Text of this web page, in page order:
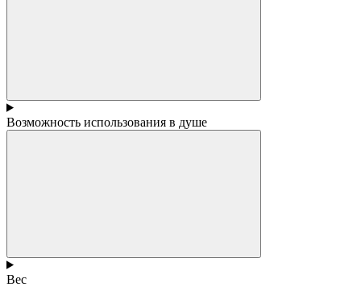
Возможность использования в душе
Вес